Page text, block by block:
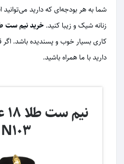
شما به هر بودجه‌ای که دارید
زنانه شیک و زیبا کنید. خرید نیم ست
کاری بسیار خوب و پسندیده باشد.
دارید با ما همراه باشید.
N103